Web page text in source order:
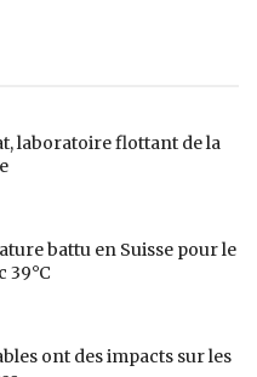
laboratoire flottant de la
battu en Suisse pour le
39°C
ont des impacts sur les